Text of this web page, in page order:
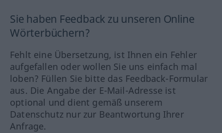
Sie haben Feedback zu unseren Online
Wörterbüchern?
Fehlt eine Übersetzung, ist Ihnen ein Fehler
aufgefallen oder wollen Sie uns einfach mal
loben? Füllen Sie bitte das Feedback-Formular
aus. Die Angabe der E-Mail-Adresse ist
optional und dient gemäß unserem
Datenschutz nur zur Beantwortung Ihrer
Anfrage.